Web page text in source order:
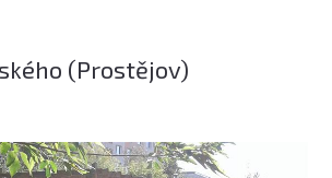
(Prostějov)